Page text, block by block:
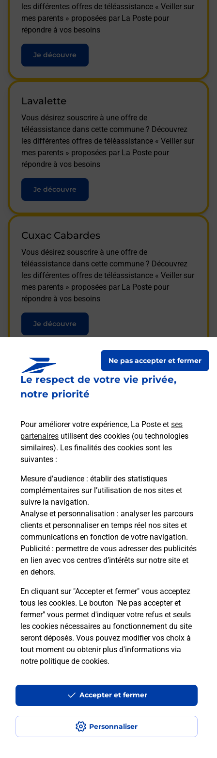
Le respect de votre vie privée,
notre priorité
Pour améliorer votre expérience, La Poste et ses
partenaires utilisent des cookies (ou technologies
similaires). Les finalités des cookies sont les
suivantes :
Mesure d’audience : établir des statistiques
complémentaires sur l’utilisation de nos sites et
suivre la navigation.
Analyse et personnalisation : analyser les parcours
clients et personnaliser en temps réel nos sites et
communications en fonction de votre navigation.
Publicité : permettre de vous adresser des publicités
en lien avec vos centres d’intérêts sur notre site et
en dehors.
En cliquant sur "Accepter et fermer" vous acceptez
tous les cookies. Le bouton "Ne pas accepter et
fermer" vous permet d'indiquer votre refus et seuls
les cookies nécessaires au fonctionnement du site
seront déposés. Vous pouvez modifier vos choix à
tout moment ou obtenir plus d'informations via
notre politique de cookies.
Personnaliser
Ne pas accepter et fermer
Accepter et fermer
les différentes offres de téléassistance « Veiller sur
mes parents » proposées par La Poste pour
répondre à vos besoins
Je découvre
Lavalette
Vous désirez souscrire à une offre de
téléassistance dans cette commune ? Découvrez
les différentes offres de téléassistance « Veiller sur
mes parents » proposées par La Poste pour
répondre à vos besoins
Je découvre
Cuxac Cabardes
Vous désirez souscrire à une offre de
téléassistance dans cette commune ? Découvrez
les différentes offres de téléassistance « Veiller sur
mes parents » proposées par La Poste pour
répondre à vos besoins
Je découvre
Questions fréquemment
posées
La téléassistance classique avec
médaillon d’alarme qu’est ce que
c’est ?
Comment fonctionne la
téléassistance classique ?
Comment est installée la
téléassistance classique ?
Localiser Liste
Liste - téléassistance
Aude - téléassistance
Moussoulens - téléassistance
Accessibilité : partiellement conforme
Conditions contractuelles
Mentions légales